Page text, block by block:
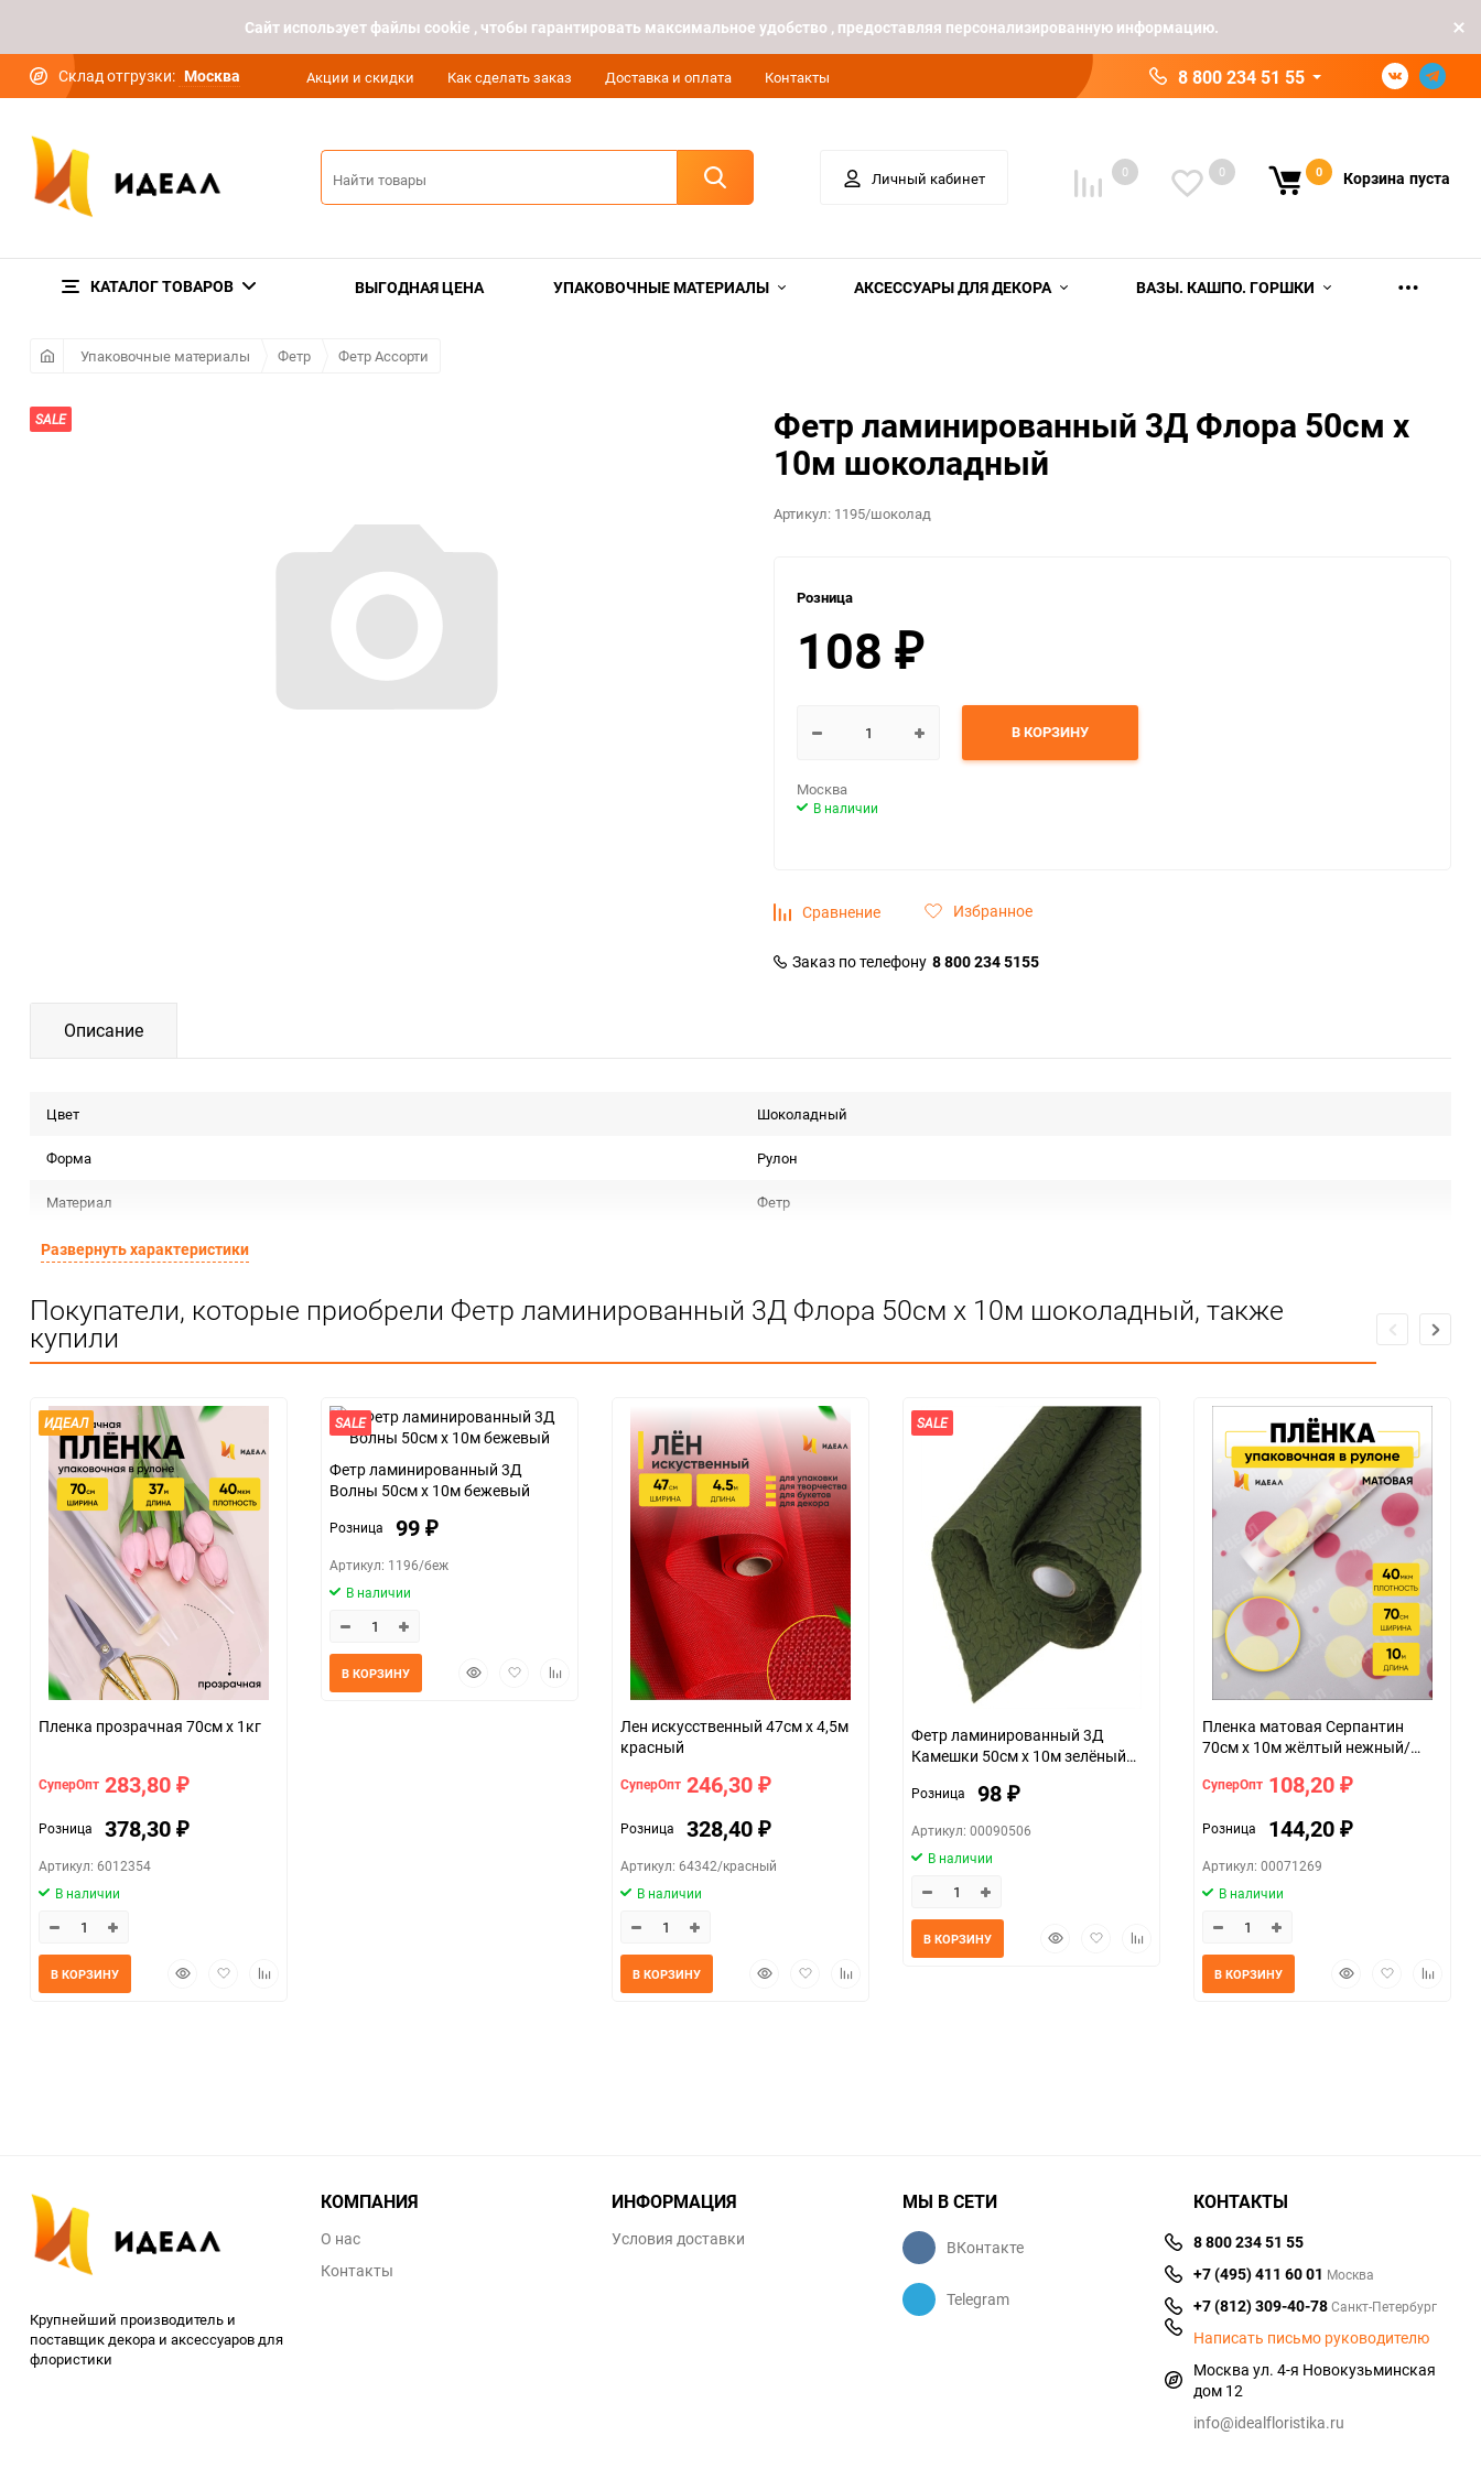
Cайт использует файлы cookie , чтобы гарантировать максимальное удобство , предоставляя персонализированную информацию.
Склад отгрузки: Москва Акции и скидки Как сделать заказ Доставка и оплата Контакты 8 800 234 51 55
Личный кабинет 0 0 0 Корзина пуста
КАТАЛОГ ТОВАРОВ ВЫГОДНАЯ ЦЕНА УПАКОВОЧНЫЕ МАТЕРИАЛЫ АКСЕССУАРЫ ДЛЯ ДЕКОРА ВАЗЫ. КАШПО. ГОРШКИ
Упаковочные материалы Фетр Фетр Ассорти
SALE
Фетр ламинированный 3Д Флора 50см x
10м шоколадный
Артикул: 1195/шоколад
Розница
108 ₽
В КОРЗИНУ
Москва
В наличии
Сравнение Избранное
Заказ по телефону 8 800 234 5155
Описание
Цвет Шоколадный
Форма Рулон
Материал Фетр
Срок годности
Количество в коробке
ЦветНоменклатуры шоколадный
Развернуть характеристики
Покупатели, которые приобрели Фетр ламинированный 3Д Флора 50см x 10м шоколадный, также
купили
ИДЕАЛ
Пленка прозрачная 70см х 1кг
СуперОпт 283,80 ₽
Розница 378,30 ₽
Артикул: 6012354
В наличии
БыстрыйДобавитьДобавить
В КОРЗИНУ
SALE
Фетр ламинированный 3Д
Волны 50см x 10м бежевый
Розница 99 ₽
Артикул: 1196/беж
В наличии
БыстрыйДобавитьДобавить
В КОРЗИНУ
Лен искусственный 47см х 4,5м
красный
СуперОпт 246,30 ₽
Розница 328,40 ₽
Артикул: 64342/красный
В наличии
БыстрыйДобавитьДобавить
В КОРЗИНУ
SALE
Фетр ламинированный 3Д
Камешки 50см х 10м зелёный
Розница 98 ₽
Артикул: 00090506
В наличии
БыстрыйДобавитьДобавить
В КОРЗИНУ
Пленка матовая Серпантин
70см x 10м жёлтый нежный/
СуперОпт 108,20 ₽
Розница 144,20 ₽
Артикул: 00071269
В наличии
БыстрыйДобавить
В КОРЗИНУ
Крупнейший производитель и
поставщик декора и аксессуаров для
флористики
КОМПАНИЯ
О нас
Контакты
ИНФОРМАЦИЯ
Условия доставки
МЫ В СЕТИ
ВКонтакте
Telegram
КОНТАКТЫ
8 800 234 51 55
+7 (495) 411 60 01 Москва
+7 (812) 309-40-78Санкт-Петербург
Написать письмо руководителю
Москва ул. 4-я Новокузьминская
дом 12
info@idealfloristika.ru